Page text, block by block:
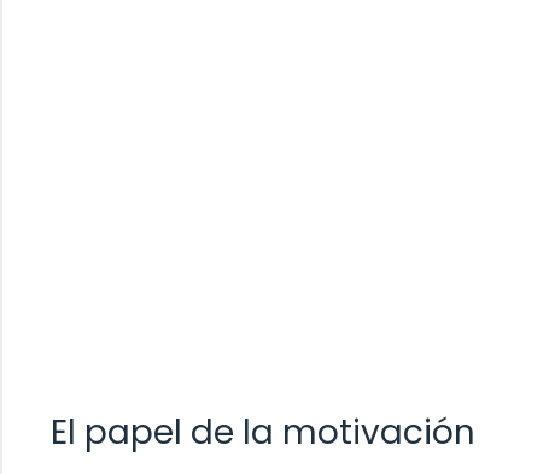
El papel de la motivación